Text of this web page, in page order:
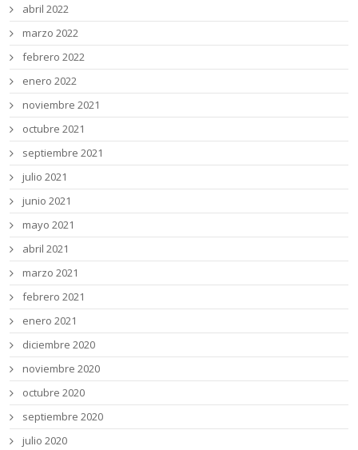
abril 2022
marzo 2022
febrero 2022
enero 2022
noviembre 2021
octubre 2021
septiembre 2021
julio 2021
junio 2021
mayo 2021
abril 2021
marzo 2021
febrero 2021
enero 2021
diciembre 2020
noviembre 2020
octubre 2020
septiembre 2020
julio 2020